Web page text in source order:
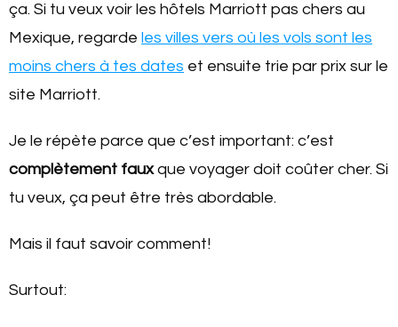
ça. Si tu veux voir les hôtels Marriott pas chers au
Mexique, regarde les villes vers où les vols sont les
moins chers à tes dates et ensuite trie par prix sur le
site Marriott.
Je le répète parce que c’est important: c’est
complètement fauxque voyager doit coûter cher. Si
tu veux, ça peut être très abordable.
Mais il faut savoir comment!
Surtout: